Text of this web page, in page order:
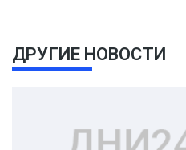
ДРУГИЕ НОВОСТИ